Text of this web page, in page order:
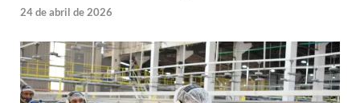
24 de abril de 2026